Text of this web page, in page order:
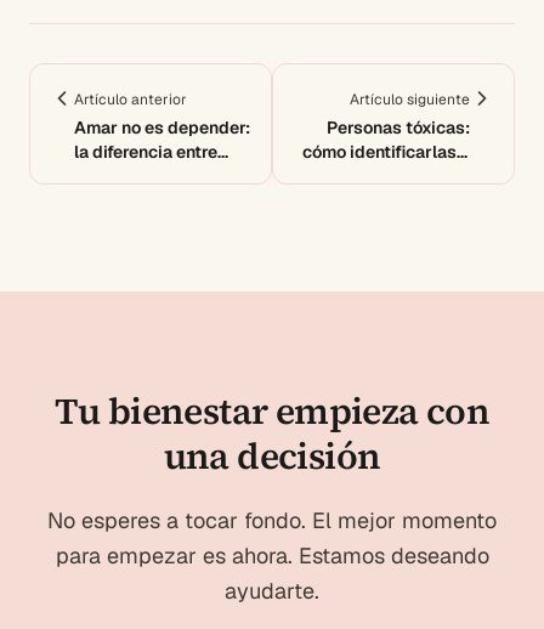
Artículo anterior
Amar no es depender:
la diferencia entre
Artículo siguiente
Personas tóxicas:
cómo identificarlas y
Tu bienestar empieza con
una decisión
No esperes a tocar fondo. El mejor momento
para empezar es ahora. Estamos deseando
ayudarte.